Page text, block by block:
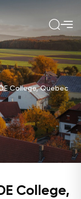
College, Quebec
College,